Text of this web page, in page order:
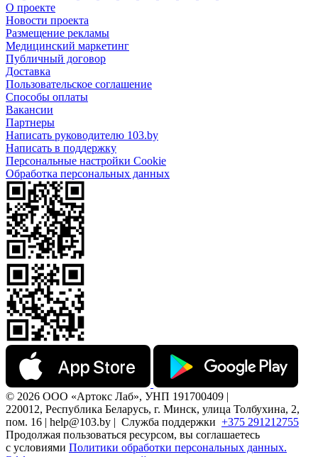
О проекте
Новости проекта
Размещение рекламы
Медицинский маркетинг
Публичный договор
Доставка
Пользовательское соглашение
Способы оплаты
Вакансии
Партнеры
Написать руководителю 103.by
Написать в поддержку
Персональные настройки Cookie
Обработка персональных данных
© 2026 ООО «Артокс Лаб», УНП 191700409 |
220012, Республика Беларусь, г. Минск, улица Толбухина, 2,
пом. 16 | help@103.by | Служба поддержки +375 291212755
Продолжая пользоваться ресурсом, вы соглашаетесь
с условиями Политики обработки персональных данных.